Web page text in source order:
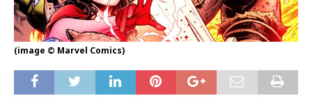
(image © Marvel Comics)